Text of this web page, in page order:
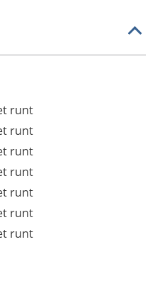
runt
runt
runt
runt
runt
runt
runt